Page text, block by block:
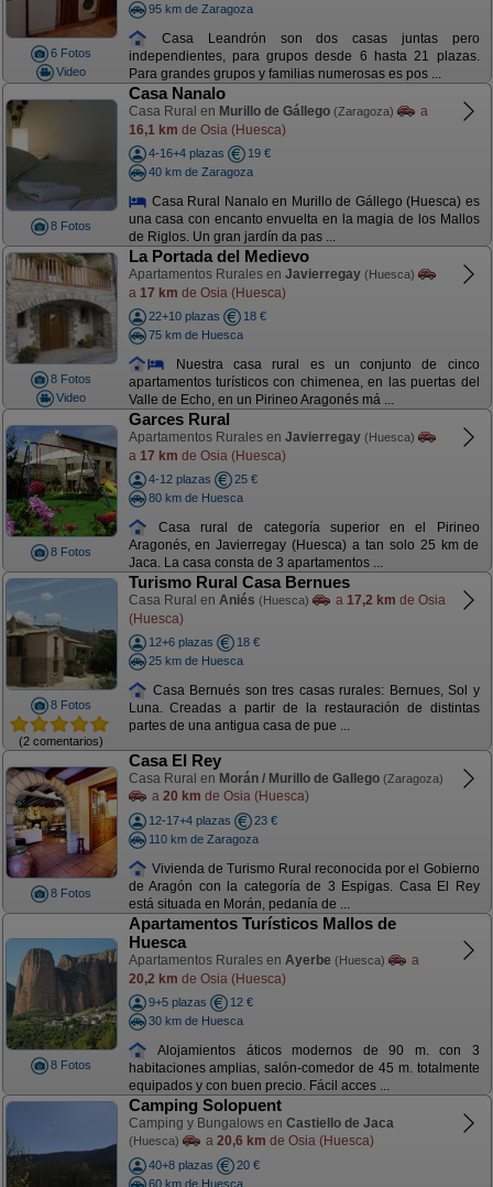
6 Fotos
Video
95 km de Zaragoza
Casa Leandrón son dos casas juntas pero
independientes, para grupos desde 6 hasta 21 plazas.
Para grandes grupos y familias numerosas es pos ...
8 Fotos
Casa Nanalo
Casa Rural en Murillo de Gállego (Zaragoza)
a
16,1 km de Osia (Huesca)
4-16+4 plazas
19 €
40 km de Zaragoza
Casa Rural Nanalo en Murillo de Gállego (Huesca) es
una casa con encanto envuelta en la magia de los Mallos
de Riglos. Un gran jardín da pas ...
8 Fotos
Video
La Portada del Medievo
Apartamentos Rurales en Javierregay (Huesca)
a 17 km de Osia (Huesca)
22+10 plazas
18 €
75 km de Huesca
Nuestra casa rural es un conjunto de cinco
apartamentos turísticos con chimenea, en las puertas del
Valle de Echo, en un Pirineo Aragonés má ...
8 Fotos
Garces Rural
Apartamentos Rurales en Javierregay (Huesca)
a 17 km de Osia (Huesca)
4-12 plazas
25 €
80 km de Huesca
Casa rural de categoría superior en el Pirineo
Aragonés, en Javierregay (Huesca) a tan solo 25 km de
Jaca. La casa consta de 3 apartamentos ...
8 Fotos
(2 comentarios)
Turismo Rural Casa Bernues
Casa Rural en Aniés (Huesca) a 17,2 km de Osia
(Huesca)
12+6 plazas
18 €
25 km de Huesca
Casa Bernués son tres casas rurales: Bernues, Sol y
Luna. Creadas a partir de la restauración de distintas
partes de una antigua casa de pue ...
8 Fotos
Casa El Rey
Casa Rural en Morán / Murillo de Gallego (Zaragoza)
a 20 km de Osia (Huesca)
12-17+4 plazas
23 €
110 km de Zaragoza
Vivienda de Turismo Rural reconocida por el Gobierno
de Aragón con la categoría de 3 Espigas. Casa El Rey
está situada en Morán, pedanía de ...
8 Fotos
Apartamentos Turísticos Mallos de
Huesca
Apartamentos Rurales en Ayerbe (Huesca)
a
20,2 km de Osia (Huesca)
9+5 plazas
12 €
30 km de Huesca
Alojamientos áticos modernos de 90 m. con 3
habitaciones amplias, salón-comedor de 45 m. totalmente
equipados y con buen precio. Fácil acces ...
Camping Solopuent
Camping y Bungalows en Castiello de Jaca
(Huesca) a 20,6 km de Osia (Huesca)
40+8 plazas
20 €
60 km de Huesca